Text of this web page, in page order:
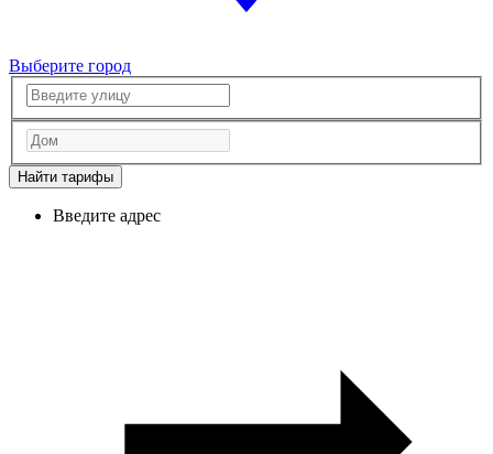
Выберите город
Найти тарифы
Введите адрес